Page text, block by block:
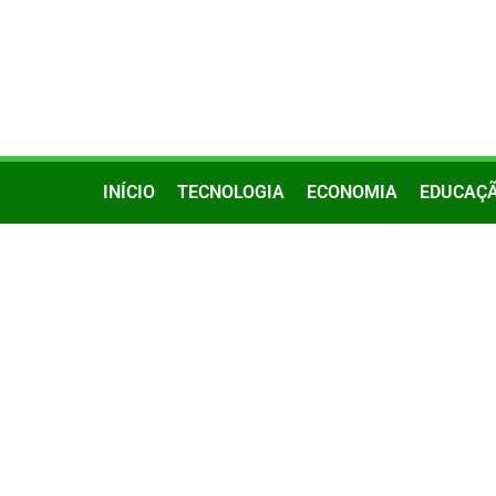
INÍCIO TECNOLOGIA ECONOMIA